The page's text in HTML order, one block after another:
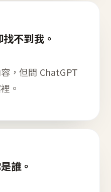
不到我。
，但問 ChatGPT
。
誰。